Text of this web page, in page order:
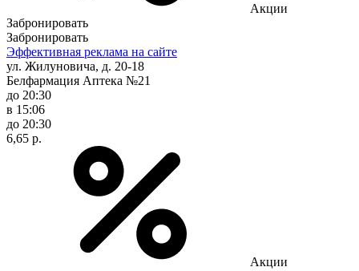
Акции
Забронировать
Забронировать
Эффективная реклама на сайте
ул. Жилуновича, д. 20-18
Белфармация Аптека №21
до 20:30
в 15:06
до 20:30
6,65 р.
Акции